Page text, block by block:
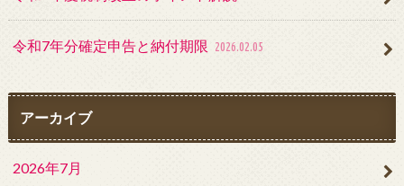
令和7年分確定申告と納付期限 2026.02.05
アーカイブ
2026年7月